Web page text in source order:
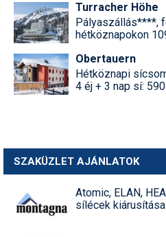
Turracher Höhe
Pályaszállás****,
hétköznapokon
Obertauern
Hétköznapi
4 éj + 3 nap sí:
SZAKÜZLET AJÁNLATOK
Atomic, ELAN,
sílécek kiárusítása